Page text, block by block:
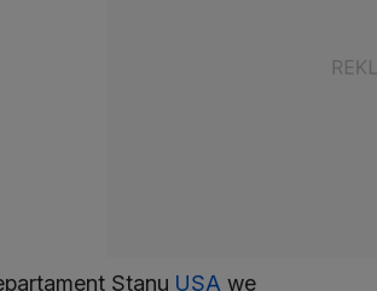
Stanu USA we